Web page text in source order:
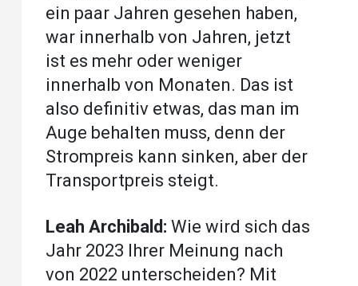
ein paar Jahren gesehen haben,
war innerhalb von Jahren, jetzt
ist es mehr oder weniger
innerhalb von Monaten. Das ist
also definitiv etwas, das man im
Auge behalten muss, denn der
Strompreis kann sinken, aber der
Transportpreis steigt.
Leah Archibald: Wie wird sich das
Jahr 2023 Ihrer Meinung nach
von 2022 unterscheiden? Mit